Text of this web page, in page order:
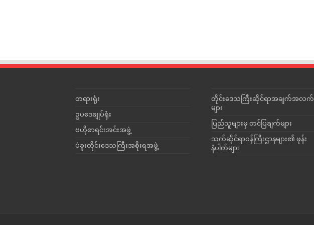
တရားရုံး
ဥပဒေချုပ်ရုံး
ဗဟိုစာရင်းအင်းအဖွဲ့
ပဲခူးတိုင်းဒေသကြီးအစိုးရအဖွဲ့
တိုင်းဒေသကြီးဆိုင်ရာအချက်အလက်
များ
ပြည်သူများမှ တင်ပြချက်များ
သက်ဆိုင်ရာဝန်ကြီးဌာနများ၏ ဖုန်း
နံပါတ်များ